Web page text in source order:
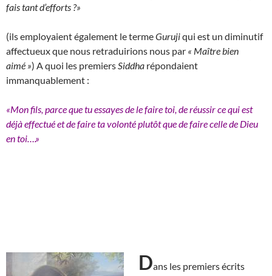
fais tant d’efforts ?»
(ils employaient également le termeGurujiqui est un diminutif
affectueux que nous retraduirions nous par « Maître bien
aimé ») A quoi les premiers Siddha répondaient
immanquablement :
«Mon fils, parce que tu essayes de le faire toi, de réussir ce qui est
déjà effectué et de faire ta volonté plutôt que de faire celle de Dieu
en toi….»
Dans les premiers écrits